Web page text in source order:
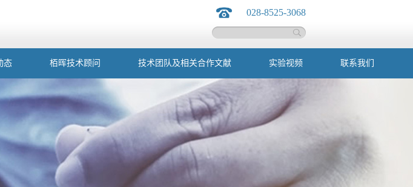
028-8525-3068
态 栢晖技术顾问 技术团队及相关合作文献 实验视频 联系我们